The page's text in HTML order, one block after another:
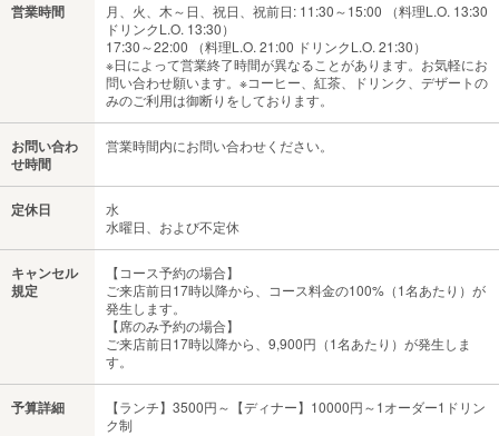
営業時間
月、火、木～日、祝日、祝前日: 11:30～15:00 （料理L.O. 13:30
ドリンクL.O. 13:30）
17:30～22:00 （料理L.O. 21:00 ドリンクL.O. 21:30）
※日によって営業終了時間が異なることがあります。お気軽にお
問い合わせ願います。※コーヒー、紅茶、ドリンク、デザートの
みのご利用は御断りをしております。
お問い合わ
せ時間
営業時間内にお問い合わせください。
定休日
水
水曜日、および不定休
キャンセル
規定
【コース予約の場合】
ご来店前日17時以降から、コース料金の100%（1名あたり）が
発生します。
【席のみ予約の場合】
ご来店前日17時以降から、9,900円（1名あたり）が発生しま
す。
予算詳細
【ランチ】3500円～【ディナー】10000円～1オーダー1ドリン
ク制